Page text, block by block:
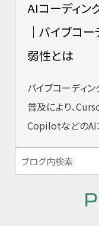
AIコーディン
｜バイブコ
弱性とは
バイブコーディ
普及により、
CopilotなどのAI
急速に浸透し